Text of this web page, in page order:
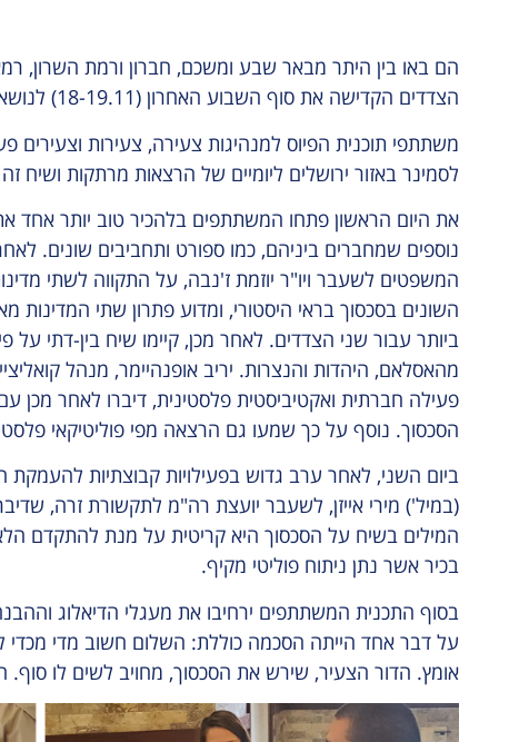
הם באו בין היתר מבאר שבע ומשכם, חברון ורמת השרון,
הצדדים הקדישה את סוף השבוע האחרון (18-19.11) לנושא שהכי ישפיע על עתידם – פיוס ישראלי-פלסטיני.
משתתפי תוכנית הפיוס למנהיגות צעירה, צעירות וצעירים
לסמינר באזור ירושלים ליומיים של הרצאות מרתקות ושיח
את היום הראשון פתחו המשתתפים בלהכיר טוב יותר אחד
נוספים שמחברים ביניהם, כמו ספורט ותחביבים שונים.
המשפטים לשעבר ויו"ר יוזמת ז'נבה, על התקווה לשתי
השונים בסכסוך בראי היסטורי, ומדוע פתרון שתי
ביותר עבור שני הצדדים. לאחר מכן, קיימו שיח בין-דתי על
מהאסלאם, היהדות והנצרות. יריב אופנהיימר, מנהל
פעילה חברתית ואקטיביסטית פלסטינית, דיברו לאחר מכן
הסכסוך. נוסף על כך שמעו גם הרצאה מפי פוליטיקאי
ביום השני, לאחר ערב גדוש בפעילויות קבוצתיות
(במיל') מירי אייזן, לשעבר יועצת רה"מ לתקשורת זרה,
המילים בשיח על הסכסוך היא קריטית על מנת להתקדם
בכיר אשר נתן ניתוח פוליטי מקיף.
בסוף התכנית המשתתפים ירחיבו את מעגלי הדיאלוג
על דבר אחד הייתה הסכמה כוללת: השלום חשוב מדי מכדי
אומץ. הדור הצעיר, שירש את הסכסוך, מחויב לשים לו סוף.